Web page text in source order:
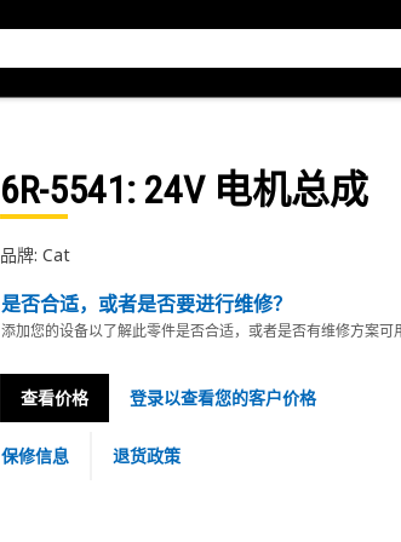
6R-5541: 24V 电机总成
品牌: Cat
是否合适，或者是否要进行维修？
添加您的设备以了解此零件是否合适，或者是否有维修方案可
查看价格 登录以查看您的客户价格
保修信息 退货政策